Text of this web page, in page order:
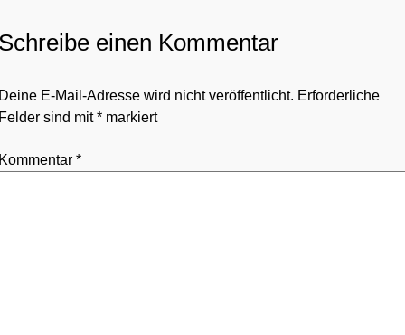
einen Kommentar
E-Mail-Adresse wird nicht veröffentlicht. Erforderliche
sind mit* markiert
*